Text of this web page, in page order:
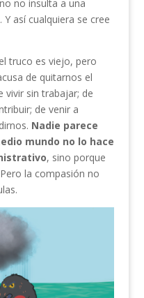
no insulta a una
así cualquiera se cree
truco es viejo, pero
de quitarnos el
vivir sin trabajar; de
de venir a
Nadie parece
mundo no lo hace
, sino porque
la compasión no